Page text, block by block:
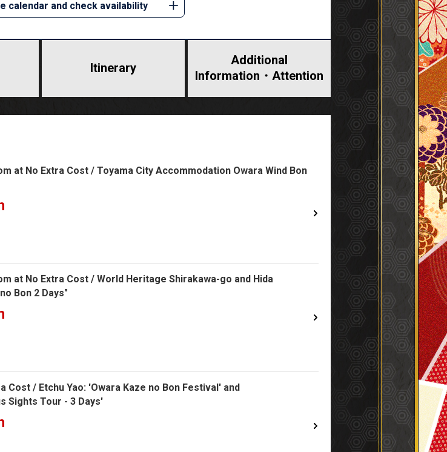
calendar and check availability
Itinerary
Additional
Information・ Attention
at No Extra Cost / Toyama City Accommodation Owara Wind Bon
at No Extra Cost / World Heritage Shirakawa-go and Hida
Bon 2 Days"
Cost / Etchu Yao: 'Owara Kaze no Bon Festival' and
Sights Tour - 3 Days'